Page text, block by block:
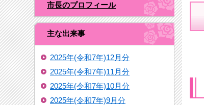
市長のプロフィール
主な出来事
2025年(令和7年)12月分
2025年(令和7年)11月分
2025年(令和7年)10月分
2025年(令和7年)9月分